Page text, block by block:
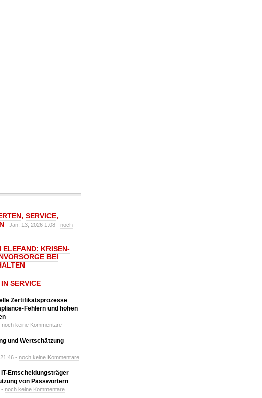
, SERVICE,
- Jan. 13, 2026 1:08 - noch
ELEFAND: KRISEN-
BEI
SERVICE
Zertifikatsprozesse
Fehlern und hohen
noch keine Kommentare
und Wertschätzung
- noch keine Kommentare
Entscheidungsträger
von Passwörtern
noch keine Kommentare